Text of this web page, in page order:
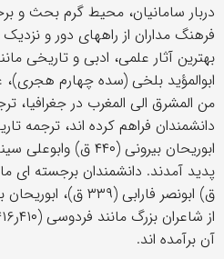
دربار سامانیان، محیط گرم بحث و
فرهنگ مداران از راههای دور و
بهترین آثار علمی، ادبی و تاریخی
ابوالمؤید بلخی (سده چهارم هجری)،
من المشرق الی المغرب در جغرافیا،
دانشمندان فراهم کرده اند، ترجمه
ق) ابونصر فارابی
آن برآمده اند.